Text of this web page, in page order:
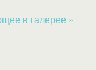
в галерее »